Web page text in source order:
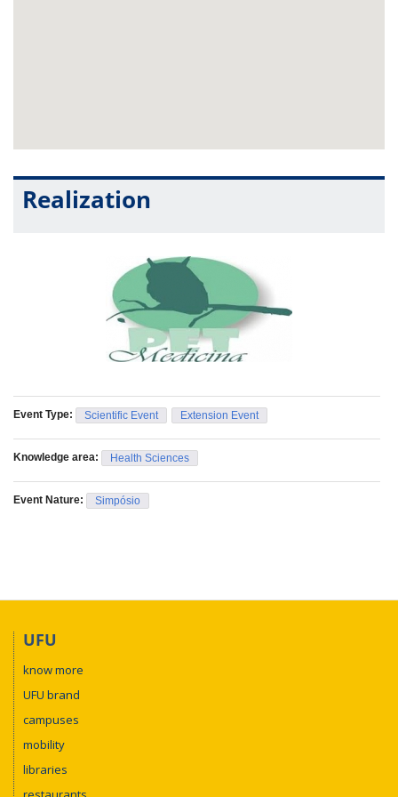
Realization
Event Type: Scientific Event Extension Event
Knowledge area: Health Sciences
Event Nature: Simpósio
UFU
know more
UFU brand
campuses
mobility
libraries